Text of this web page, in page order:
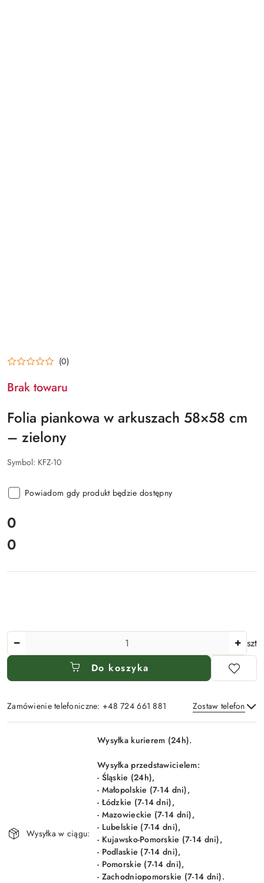
(0)
Brak towaru
Folia piankowa w arkuszach 58×58 cm
– zielony
Symbol: KFZ-10
Powiadom gdy produkt będzie dostępny
cena:
0
Cena:
0
szt
Do koszyka
Zamówienie telefoniczne: +48 724 661 881 Zostaw telefon
Wyślij
Wysyłka w ciągu:
Wysyłka kurierem (24h).
Wysyłka przedstawicielem:
- Śląskie (24h),
- Małopolskie (7-14 dni),
- Łódzkie (7-14 dni),
- Mazowieckie (7-14 dni),
- Lubelskie (7-14 dni),
- Kujawsko-Pomorskie (7-14 dni),
- Podlaskie (7-14 dni),
- Pomorskie (7-14 dni),
- Zachodniopomorskie (7-14 dni).